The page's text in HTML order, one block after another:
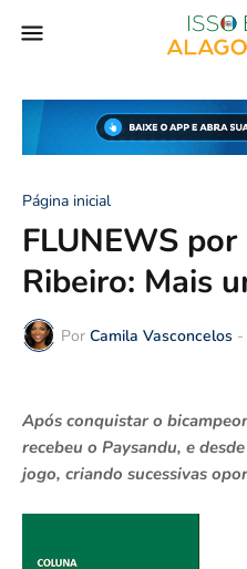
Página inicial
FLUNEWS
Ribeiro: Mais
Por Camila Vasconcelos -
Após conquistar o
recebeu o Paysandu, e
jogo, criando sucessivas